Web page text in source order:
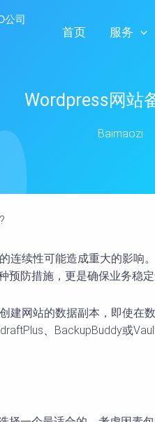
首页 服务
Wordpress网站
Baimaozi
连续性可能造成重大的影
防措施，更是确保业务稳定
建网站的数据副本，即使
、BackupBuddy或